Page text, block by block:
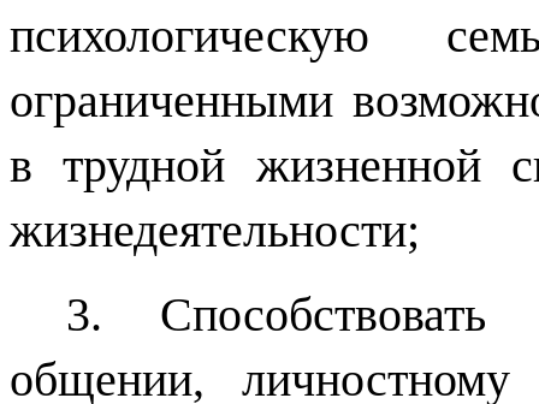
психологическую
ограниченными
в трудной жизненной
жизнедеятельности;
3. Способствовать
общении, личностному